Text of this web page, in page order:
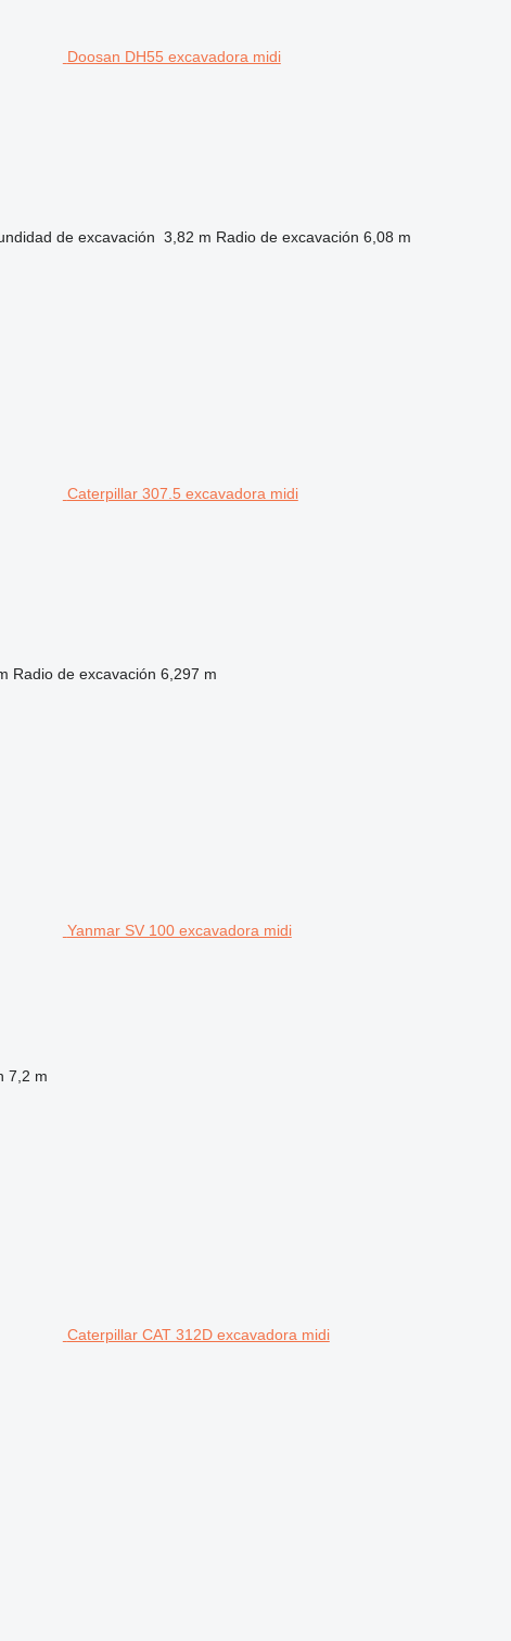
Doosan DH55 excavadora midi
de excavación 3,82 m Radio de excavación 6,08 m
Caterpillar 307.5 excavadora midi
Radio de excavación 6,297 m
Yanmar SV 100 excavadora midi
7,2 m
Caterpillar CAT 312D excavadora midi